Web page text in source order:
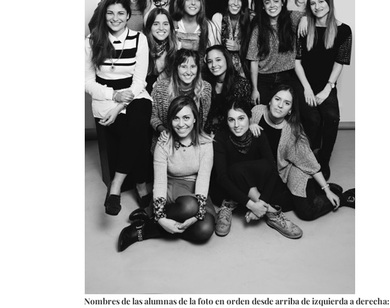
Nombres de las alumnas de la foto en orden desde arriba de izquierda a derecha: